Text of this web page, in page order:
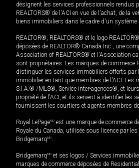
désignent les services professionnels rendus
REALTORS® de l'ACI en vue de l'achat, de la
biens immobiliers dans le cadre d'un système
REALTOR®, REALTORS® et le logo
déposées de REALTOR® Canada Inc., une
Association of REALTORS® et l'Association
sont propriétaires. Les marques de commerce
distinguer les services immobiliers offerts par
immobilier en tant que membres de l'ACI. Les
S.I.A.® /MLS®, Service inter-agences®, et
propriété de l'ACI, et ils servent à identifier les
fournissent les courtiers et agents membres
Royal LePageMD est une marque de commerce
Royale du Canada, utilisée sous licence par
BridgemarqMD.
BridgemarqMD et ses logos / Services
marques de commerce déposées de